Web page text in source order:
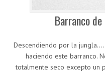
Barranco
Descendiendo por la
haciendo este barranco.
totalmente seco excepto un